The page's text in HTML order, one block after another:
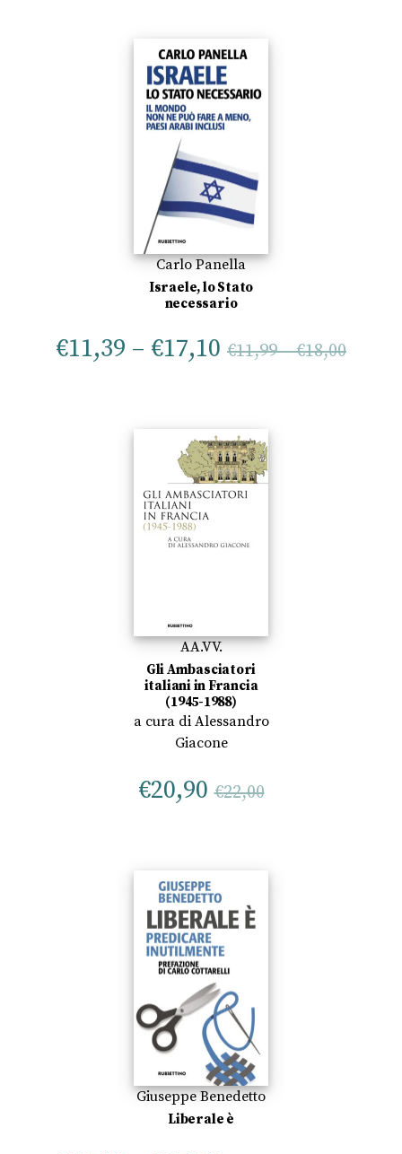
Carlo Panella
Israele, lo Stato
necessario
€11,39 – €17,10 €11,99–€18,00
AA.VV.
Gli Ambasciatori
italiani in Francia
(1945-1988)
a cura di Alessandro
Giacone
€20,90 €22,00
Giuseppe Benedetto
Liberale è